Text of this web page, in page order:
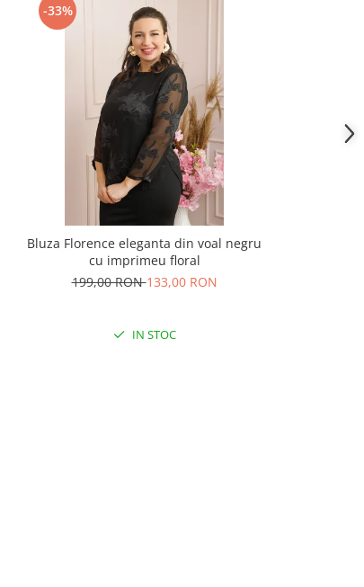
-33%
Bluza Florence eleganta din voal negru
cu imprimeu floral
199,00 RON133,00 RON
IN STOC